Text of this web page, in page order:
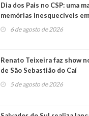
Dia dos Pais no CSP: uma
memórias inesquecíveis
6 de agosto de 2026
Renato Teixeira faz show
de São Sebastião do Caí
5 de agosto de 2026